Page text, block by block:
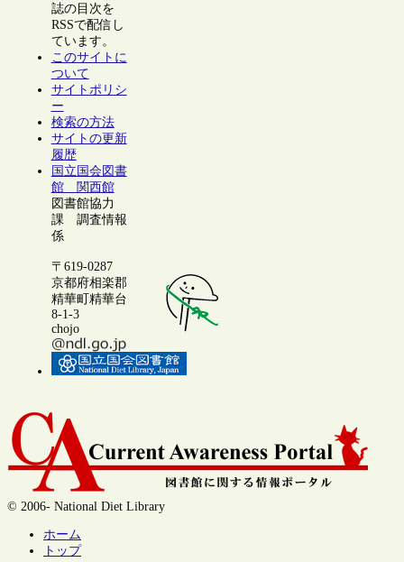
誌の目次を
RSSで配信し
ています。
このサイトに
ついて
サイトポリシ
ー
検索の方法
サイトの更新
履歴
国立国会図書
館 関西館
図書館協力
課 調査情報
係
〒619-0287
京都府相楽郡
精華町精華台
8-1-3
chojo
© 2006- National Diet Library
ホーム
トップ